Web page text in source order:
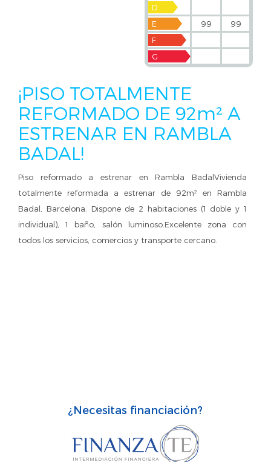
D
E
99
99
F
G
¡PISO TOTALMENTE
REFORMADO DE 92m² A
ESTRENAR EN RAMBLA
BADAL!
Piso reformado a estrenar en Rambla BadalVivienda
totalmente reformada a estrenar de 92m² en Rambla
Badal, Barcelona. Dispone de 2 habitaciones (1 doble y 1
individual), 1 baño, salón luminoso.Excelente zona con
todos los servicios, comercios y transporte cercano.
¿Necesitas financiación?